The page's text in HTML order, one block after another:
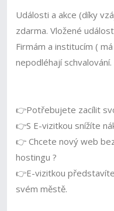
Události a akce (díky
zdarma. Vložené
Firmám a institucím (
nepodléhají
👉Potřebujete zacílit
👉S E-vizitkou snížíte
👉 Chcete nový web
hostingu ?
👉E-vizitkou
svém městě.